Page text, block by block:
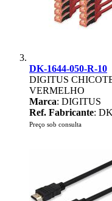
DK-1644-050-R-10
DIGITUS
VERMELHO
Marca: DIGITUS
Ref. Fabricante:
Preço sob consulta